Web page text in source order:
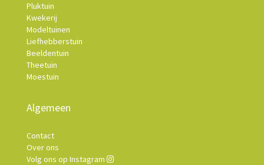
Pluktuin
Kwekerij
Modeltuinen
Liefhebberstuin
Beeldentuin
Theetuin
Moestuin
Algemeen
Contact
Over ons
Volg ons op Instagram